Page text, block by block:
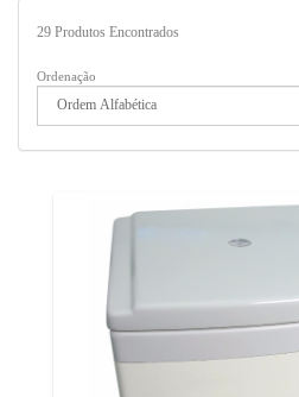
29 Produtos Encontrados
Ordenação